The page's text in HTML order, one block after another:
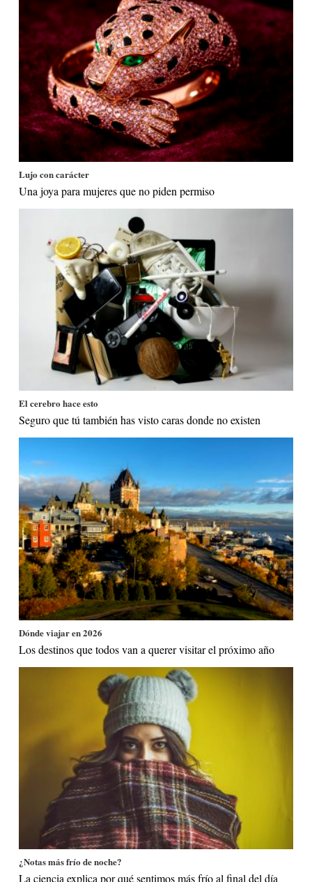
Lujo con carácter
Una joya para mujeres que no piden permiso
El cerebro hace esto
Seguro que tú también has visto caras donde no existen
Dónde viajar en 2026
Los destinos que todos van a querer visitar el próximo año
¿Notas más frío de noche?
La ciencia explica por qué sentimos más frío al final del día